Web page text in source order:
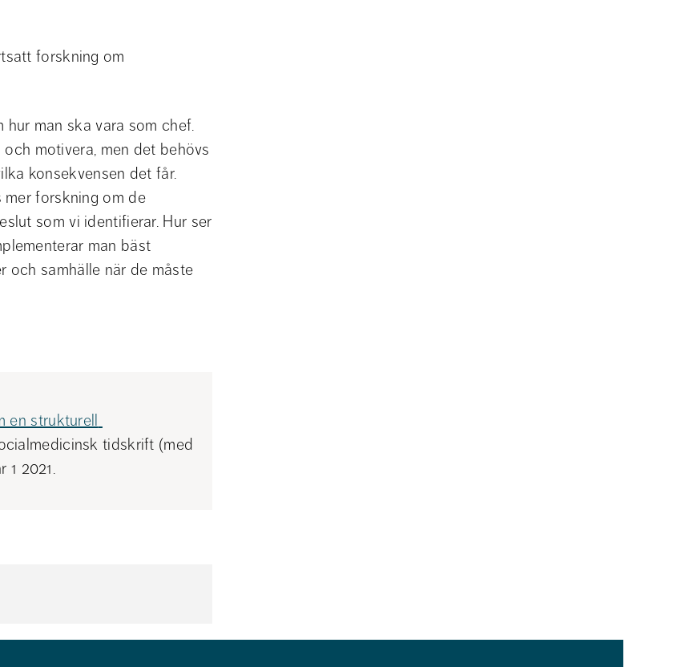
forskning om
man ska vara som chef.
motivera, men det behövs
konsekvensen det får.
forskning om de
som vi identifierar. Hur ser
man bäst
och samhälle när de måste
en strukturell
tidskrift (med
1 2021.